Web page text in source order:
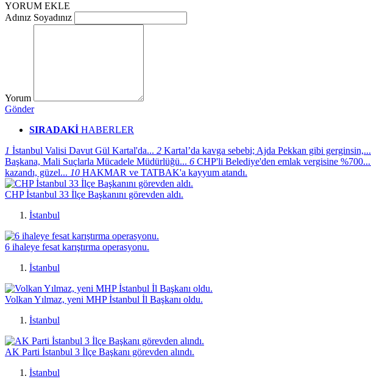
YORUM EKLE
Adınız Soyadınız
Yorum
Gönder
SIRADAKİ HABERLER
1 İstanbul Valisi Davut Gül Kartal'da... 2 Kartal’da kavga sebebi; Ajda Pekkan gibi gerginsin,...
Başkana, Mali Suçlarla Mücadele Müdürlüğü... 6 CHP'li Belediye'den emlak vergisine %700...
kazandı, güzel... 10 HAKMAR ve TATBAK'a kayyum atandı.
CHP İstanbul 33 İlçe Başkanını görevden aldı.
İstanbul
6 ihaleye fesat karıştırma operasyonu.
İstanbul
Volkan Yılmaz, yeni MHP İstanbul İl Başkanı oldu.
İstanbul
AK Parti İstanbul 3 İlçe Başkanı görevden alındı.
İstanbul